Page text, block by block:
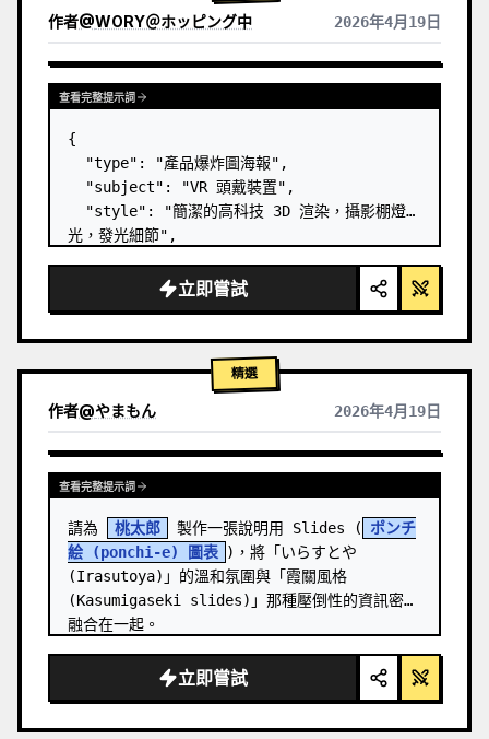
作者@WORY＠ホッピング中 2026年4月19日
查看完整提示詞
{
  "type": "產品爆炸圖海報",
  "subject": "VR 頭戴裝置",
  "style": "簡潔的高科技 3D 渲染，攝影棚燈
光，發光細節",
  "header": {
    "logo": "∞
Meta Quest 3 ",
立即嘗試
精選
作者@やまもん 2026年4月19日
查看其他模型的結果
查看完整提示詞
請為 桃太郎 製作一張說明用 Slides (
ポンチ
絵 (ponchi-e) 圖表 )，將「いらすとや
(Irasutoya)」的溫和氛圍與「霞關風格
(Kasumigaseki slides)」那種壓倒性的資訊密度
融合在一起。
立即嘗試